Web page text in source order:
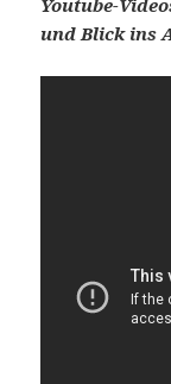
Youtube-
und Blick ins